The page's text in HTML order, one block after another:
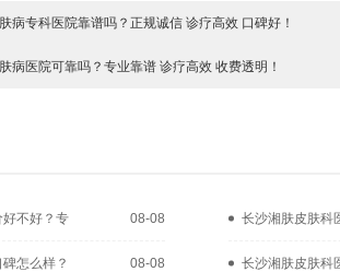
病专科医院靠谱吗？正规诚信 诊疗高效 口碑好！
病医院可靠吗？专业靠谱 诊疗高效 收费透明！
不好？专 08-08 长沙湘肤皮肤科
怎么样？ 08-08 长沙湘肤皮肤科